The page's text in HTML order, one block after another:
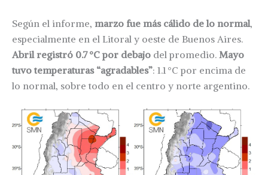
Según el informe, marzo fue más cálido de lo normal,
especialmente en el Litoral y oeste de Buenos Aires.
Abril registró 0.7 °C por debajo del promedio. Mayo
tuvo temperaturas “agradables”: 1.1 °C por encima de
lo normal, sobre todo en el centro y norte argentino.